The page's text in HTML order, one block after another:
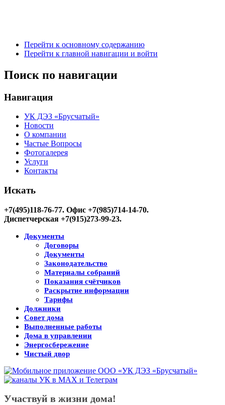
Перейти к основному содержанию
Перейти к главной навигации и войти
Поиск по навигации
Навигация
УК ДЭЗ «Брусчатый»
Новости
О компании
Частые Вопросы
Фотогалерея
Услуги
Контакты
Искать
+7(495)118-76-77. Офис +7(985)714-14-70.
Диспетчерская +7(915)273-99-23.
Документы
Договоры
Документы
Законодательство
Материалы собраний
Показания счётчиков
Раскрытие информации
Тарифы
Должники
Совет дома
Выполненные работы
Дома в управлении
Энергосбережение
Чистый двор
Участвуй в жизни дома!